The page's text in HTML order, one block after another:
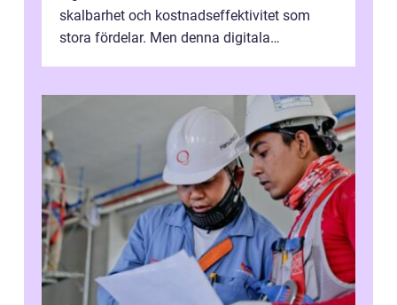
skalbarhet och kostnadseffektivitet som
stora fördelar. Men denna digitala